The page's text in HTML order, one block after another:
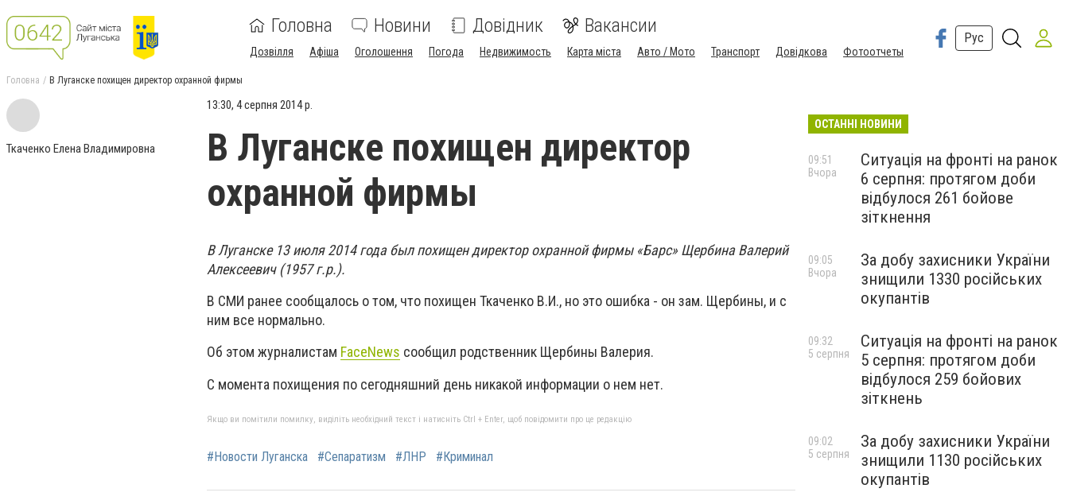
Головна Новини Довідник Вакансии
Дозвілля Афіша Оголошення Погода Недвижимость Карта міста Авто / Мото Транспорт Довідкова Фотоотчеты
Рус
Головна В Луганске похищен директор охранной фирмы
Ткаченко Елена Владимировна
13:30, 4 серпня 2014 р.
В Луганске похищен директор
охранной фирмы
В Луганске 13 июля 2014 года был похищен директор охранной фирмы «Барс» Щербина Валерий
Алексеевич (1957 г.р.).
В СМИ ранее сообщалось о том, что похищен Ткаченко В.И., но это ошибка - он зам. Щербины, и с
ним все нормально.
Об этом журналистам FaceNews сообщил родственник Щербины Валерия.
С момента похищения по сегодняшний день никакой информации о нем нет.
Якщо ви помітили помилку, виділіть необхідний текст і натисніть Ctrl + Enter, щоб повідомити про це редакцію
#Новости Луганска #Сепаратизм #ЛНР #Криминал
ОСТАННІ НОВИНИ
Ситуація на фронті на ранок
6 серпня: протягом доби
відбулося 261 бойове
зіткнення
09:51
Вчора
За добу захисники України
знищили 1330 російських
окупантів
09:05
Вчора
Ситуація на фронті на ранок
5 серпня: протягом доби
відбулося 259 бойових
зіткнень
09:32
5 серпня
За добу захисники України
знищили 1130 російських
окупантів
09:02
5 серпня